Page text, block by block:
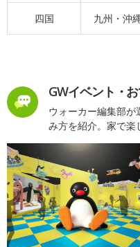
四国 九州・沖
GWイベント・
ウォーカー編集部が
み方を紹介。家で楽